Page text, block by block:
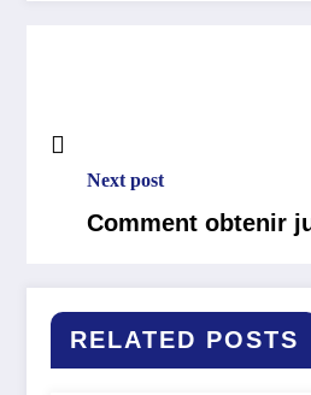
Next post
Comment obtenir
RELATED POSTS